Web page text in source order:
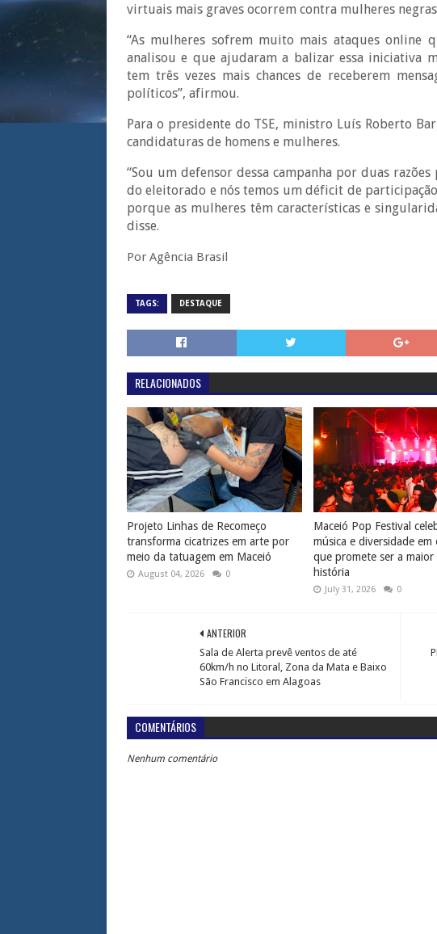
virtuais mais graves ocorrem contra mulheres
“As mulheres sofrem muito mais ataques online
analisou e que ajudaram a balizar essa iniciativa
tem três vezes mais chances de receberem
políticos”, afirmou.
Para o presidente do TSE, ministro Luís Roberto
candidaturas de homens e mulheres.
“Sou um defensor dessa campanha por duas
do eleitorado e nós temos um déficit de
porque as mulheres têm características e
disse.
Por Agência Brasil
TAGS: DESTAQUE
RELACIONADOS
Projeto Linhas de Recomeço
transforma cicatrizes em arte por
meio da tatuagem em Maceió
August 04, 2026 0
Maceió Pop Festival
música e diversidade em
que promete ser a maior
história
July 31, 2026 0
ANTERIOR
Sala de Alerta prevê ventos de até
60km/h no Litoral, Zona da Mata e Baixo
São Francisco em Alagoas
COMENTÁRIOS
Nenhum comentário